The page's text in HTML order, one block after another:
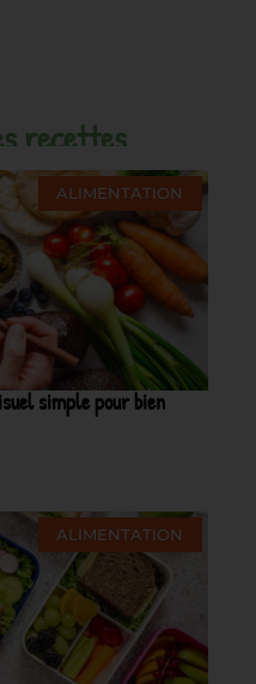
recettes
ALIMENTATION
simple pour bien
ALIMENTATION